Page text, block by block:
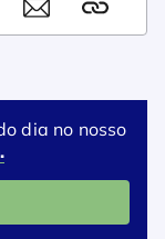
dia no nosso